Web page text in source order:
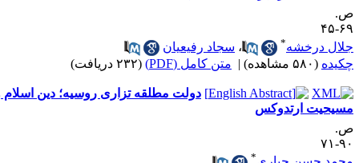
۴۵
درخشه
،سجاد رفیعیان
(۵۸۰ مشاهده) | متن کامل (PDF) (۲۳۲ دریافت)
دولت مطلقه تزاری روسیه؛ دین اسلام و
ارتدوکس
۷۱